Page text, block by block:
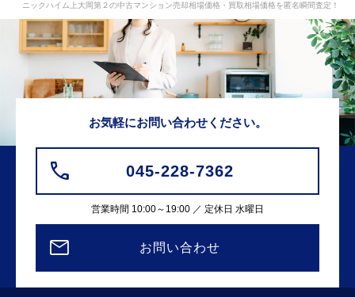
ニックハイム上大岡第２の中古マンション売却相場価格・買取相場価格を匿名瞬間査定！
お気軽にお問い合わせください。
045-228-7362
営業時間 10:00～19:00 ／ 定休日 水曜日
お問い合わせ